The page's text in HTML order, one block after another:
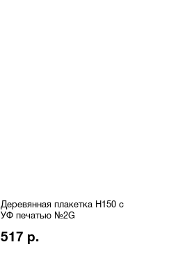
Деревянная плакетка H150 c
УФ печатью №2G
517 р.